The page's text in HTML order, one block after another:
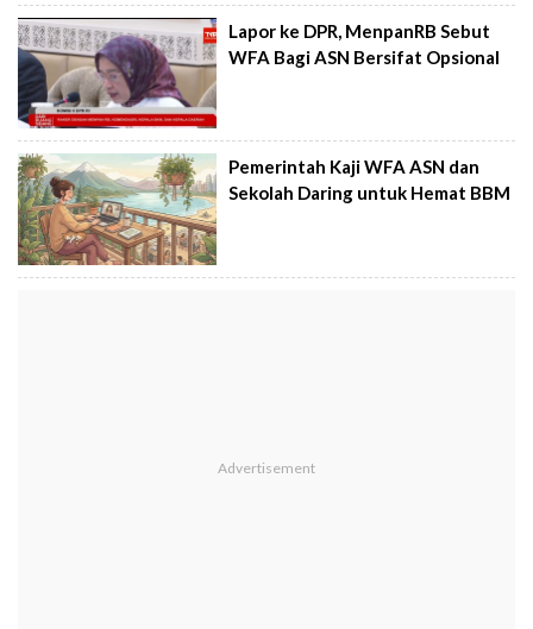
Lapor ke DPR, MenpanRB Sebut
WFA Bagi ASN Bersifat Opsional
Pemerintah Kaji WFA ASN dan
Sekolah Daring untuk Hemat BBM